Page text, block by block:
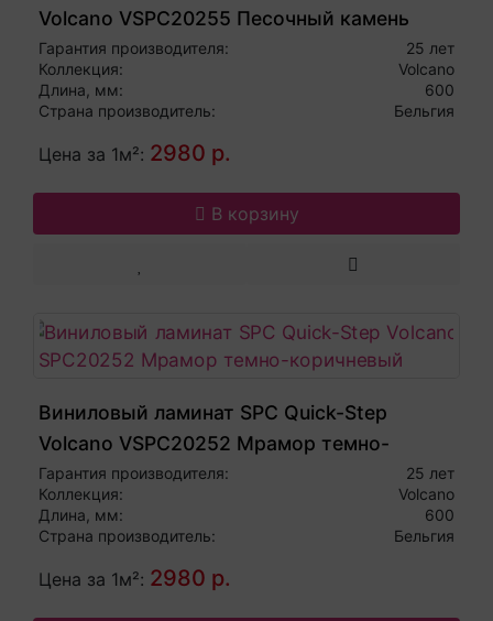
Volcano VSPC20255 Песочный камень
Гарантия производителя:
25 лет
Коллекция:
Volcano
Длина, мм:
600
Страна производитель:
Бельгия
Цена за 1м²: 2980 р.
В корзину
Виниловый ламинат SPC Quick-Step
Volcano VSPC20252 Мрамор темно-
коричневый
Гарантия производителя:
25 лет
Коллекция:
Volcano
Длина, мм:
600
Страна производитель:
Бельгия
Цена за 1м²: 2980 р.